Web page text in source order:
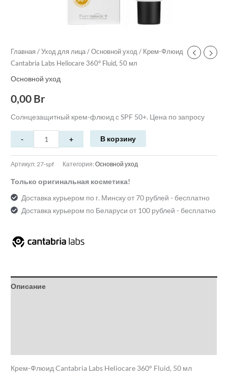
Главная /Уход для лица /Основной уход / Крем-Флюид
Cantabria Labs Heliocare 360° Fluid, 50 мл
Основной уход
0,00 Br
Солнцезащитный крем-флюид с SPF 50+. Цена по запросу
В корзину
Артикул:27-spf Категория:Основной уход
Только оригинальная косметика!
Доставка курьером по г. Минску от 70 рублей - бесплатно
Доставка курьером по Беларуси от 100 рублей - бесплатно
Описание
Крем-Флюид Cantabria Labs Heliocare 360° Fluid, 50 мл